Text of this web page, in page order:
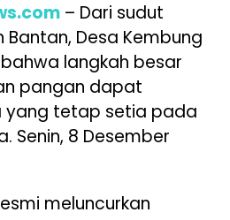
– Dari sudut
Desa Kembung
langkah besar
pangan dapat
yang tetap setia pada
Senin, 8 Desember
meluncurkan